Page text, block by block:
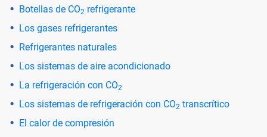
Botellas de CO2 refrigerante
Los gases refrigerantes
Refrigerantes naturales
Los sistemas de aire acondicionado
La refrigeración con CO2
Los sistemas de refrigeración con CO2 transcrítico
El calor de compresión